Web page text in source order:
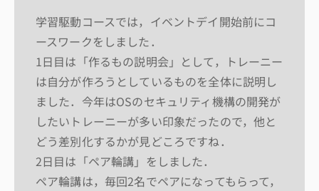
学習駆動コースでは，イベントデイ開始前にコ
ースワークをしました．
1日目は「作るもの説明会」として，トレーニー
は自分が作ろうとしているものを全体に説明し
ました．今年はOSのセキュリティ機構の開発が
したいトレーニーが多い印象だったので，他と
どう差別化するかが見どころですね．
2日目は「ペア輪講」をしました．
ペア輪講は，毎回2名でペアになってもらって，